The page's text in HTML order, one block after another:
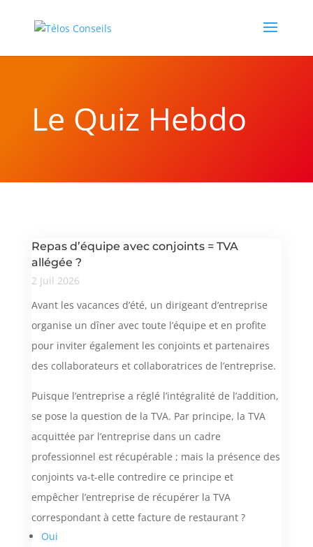
Le Quiz Hebdo
Repas d’équipe avec conjoints = TVA
allégée ?
2 Juil 2026
Avant les vacances d’été, un dirigeant d’entreprise
organise un dîner avec toute l’équipe et en profite
pour inviter également les conjoints et partenaires
des collaborateurs et collaboratrices de l’entreprise.
Puisque l’entreprise a réglé l’intégralité de l’addition,
se pose la question de la TVA. Par principe, la TVA
acquittée par l’entreprise dans un cadre
professionnel est récupérable ; mais la présence des
conjoints va-t-elle contredire ce principe et
empêcher l’entreprise de récupérer la TVA
correspondant à cette facture de restaurant ?
Oui